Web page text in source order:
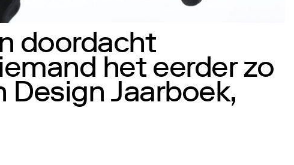
doordacht
het eerder zo
Jaarboek,